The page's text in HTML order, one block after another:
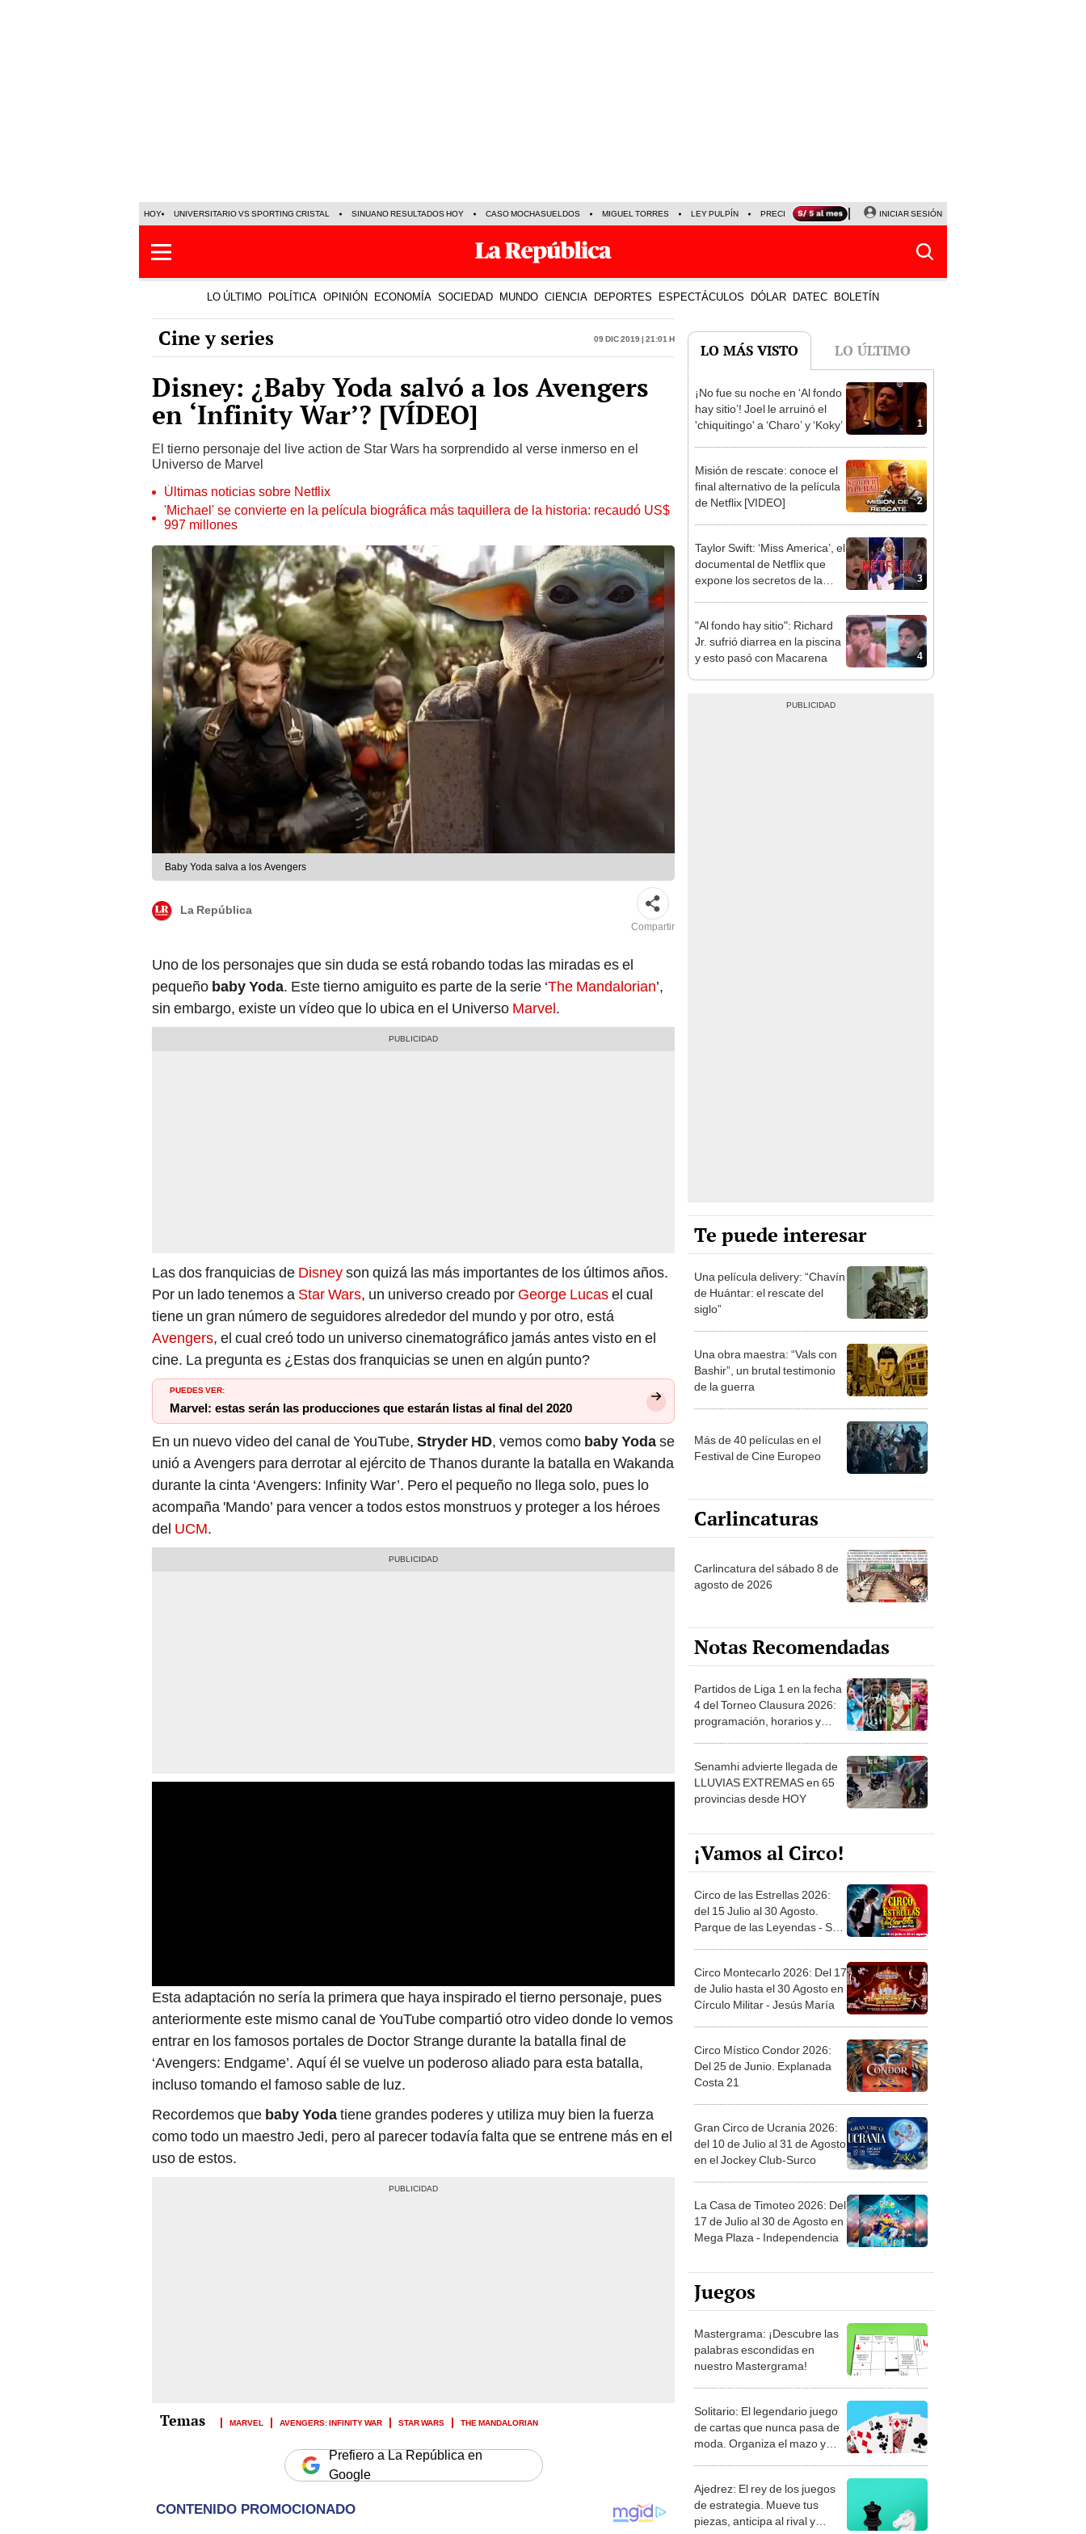
HOY UNIVERSITARIO VS SPORTING CRISTAL SINUANO RESULTADOS HOY CASO MOCHASUELDOS MIGUEL TORRES LEY PULPÍN PRECIO DEL DÓLAR CORTE DE LUZ VIERNES 7 DE AGOSTO
INICIAR SESIÓN
LO ÚLTIMO POLÍTICA OPINIÓN ECONOMÍA SOCIEDAD MUNDO CIENCIA DEPORTES ESPECTÁCULOS DÓLAR DATEC BOLETÍN
Cine y series 09 Dic 2019 | 21:01 h
Disney: ¿Baby Yoda salvó a los Avengers
en ‘Infinity War’? [VÍDEO]
El tierno personaje del live action de Star Wars ha sorprendido al verse inmerso en el
Universo de Marvel
Últimas noticias sobre Netflix
'Michael' se convierte en la película biográfica más taquillera de la historia: recaudó US$
997 millones
Baby Yoda salva a los Avengers
La República
Compartir
Uno de los personajes que sin duda se está robando todas las miradas es el
pequeño baby Yoda. Este tierno amiguito es parte de la serie ‘The Mandalorian’,
sin embargo, existe un vídeo que lo ubica en el Universo Marvel.
Las dos franquicias de Disneyson quizá las más importantes de los últimos años.
Por un lado tenemos a Star Wars, un universo creado por George Lucasel cual
tiene un gran número de seguidores alrededor del mundo y por otro, está
Avengers, el cual creó todo un universo cinematográfico jamás antes visto en el
cine. La pregunta es ¿Estas dos franquicias se unen en algún punto?
PUEDES VER:
Marvel: estas serán las producciones que estarán listas al final del 2020
En un nuevo video del canal de YouTube, Stryder HD, vemos como baby Yodase
unió a Avengers para derrotar al ejército de Thanos durante la batalla en Wakanda
durante la cinta ‘Avengers: Infinity War’. Pero el pequeño no llega solo, pues lo
acompaña 'Mando’ para vencer a todos estos monstruos y proteger a los héroes
del UCM.
Esta adaptación no sería la primera que haya inspirado el tierno personaje, pues
anteriormente este mismo canal de YouTube compartió otro video donde lo vemos
entrar en los famosos portales de Doctor Strange durante la batalla final de
‘Avengers: Endgame’. Aquí él se vuelve un poderoso aliado para esta batalla,
incluso tomando el famoso sable de luz.
Recordemos que baby Yodatiene grandes poderes y utiliza muy bien la fuerza
como todo un maestro Jedi, pero al parecer todavía falta que se entrene más en el
uso de estos.
MARVEL AVENGERS: INFINITY WAR STAR WARS THE MANDALORIAN
Prefiero a La República en
Google
LO MÁS VISTO LO ÚLTIMO
1
¡No fue su noche en ‘Al fondo
hay sitio’! Joel le arruinó el
'chiquitingo' a ‘Charo’ y ‘Koky’
2
Misión de rescate: conoce el
final alternativo de la película
de Netflix [VIDEO]
3
Taylor Swift: ‘Miss America’, el
documental de Netflix que
expone los secretos de la
4
"Al fondo hay sitio": Richard
Jr. sufrió diarrea en la piscina
y esto pasó con Macarena
Te puede interesar
Una película delivery: “Chavín
de Huántar: el rescate del
siglo”
Una obra maestra: “Vals con
Bashir”, un brutal testimonio
de la guerra
Más de 40 películas en el
Festival de Cine Europeo
Carlincaturas
Carlincatura del sábado 8 de
agosto de 2026
Notas Recomendadas
Partidos de Liga 1 en la fecha
4 del Torneo Clausura 2026:
programación, horarios y
Senamhi advierte llegada de
LLUVIAS EXTREMAS en 65
provincias desde HOY
¡Vamos al Circo!
Circo de las Estrellas 2026:
del 15 Julio al 30 Agosto.
Parque de las Leyendas - San
Circo Montecarlo 2026: Del 17
de Julio hasta el 30 Agosto en
Círculo Militar - Jesús María
Circo Místico Condor 2026:
Del 25 de Junio. Explanada
Costa 21
Gran Circo de Ucrania 2026:
del 10 de Julio al 31 de Agosto
en el Jockey Club-Surco
La Casa de Timoteo 2026: Del
17 de Julio al 30 de Agosto en
Mega Plaza - Independencia
Juegos
Mastergrama: ¡Descubre las
palabras escondidas en
nuestro Mastergrama!
Solitario: El legendario juego
de cartas que nunca pasa de
moda. Organiza el mazo y
Ajedrez: El rey de los juegos
de estrategia. Mueve tus
piezas, anticipa al rival y